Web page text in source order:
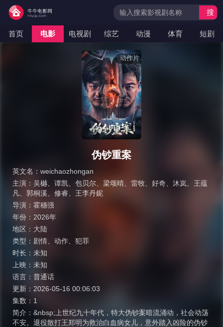
首页 电影 电视剧 综艺 动漫 体育 短剧
搜
动作片
伪钞重案
英文名： weichaozhongan
主演： 吴樾 谭凯 包贝尔 梁颂晴 雷牧 好奇 沐岚
王蕴
凡
郭桐溪 修睿
王李丹鈮
导演： 霍穗强
年份： 2026年
地区： 大陆
类型： 剧情 动作
犯罪
时长： 未知
上映： 未知
语言： 普通话
更新： 2026-05-16 00:06:03
集数： 1
简介： &nbsp;上世纪九十年代，特大伪钞案暗流涌动，社会动荡
不安。退役散打王郑明为救治白血病女儿，意外踏入凶险的伪钞